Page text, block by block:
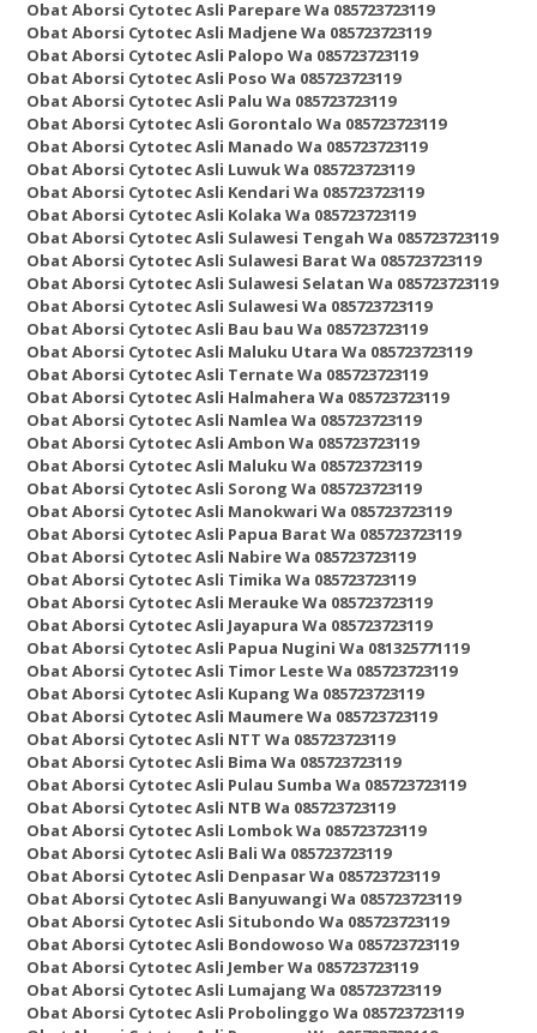
Obat Aborsi Cytotec Asli Parepare Wa 085723723119
Obat Aborsi Cytotec Asli Madjene Wa 085723723119
Obat Aborsi Cytotec Asli Palopo Wa 085723723119
Obat Aborsi Cytotec Asli Poso Wa 085723723119
Obat Aborsi Cytotec Asli Palu Wa 085723723119
Obat Aborsi Cytotec Asli Gorontalo Wa 085723723119
Obat Aborsi Cytotec Asli Manado Wa 085723723119
Obat Aborsi Cytotec Asli Luwuk Wa 085723723119
Obat Aborsi Cytotec Asli Kendari Wa 085723723119
Obat Aborsi Cytotec Asli Kolaka Wa 085723723119
Obat Aborsi Cytotec Asli Sulawesi Tengah Wa 085723723119
Obat Aborsi Cytotec Asli Sulawesi Barat Wa 085723723119
Obat Aborsi Cytotec Asli Sulawesi Selatan Wa 085723723119
Obat Aborsi Cytotec Asli Sulawesi Wa 085723723119
Obat Aborsi Cytotec Asli Bau bau Wa 085723723119
Obat Aborsi Cytotec Asli Maluku Utara Wa 085723723119
Obat Aborsi Cytotec Asli Ternate Wa 085723723119
Obat Aborsi Cytotec Asli Halmahera Wa 085723723119
Obat Aborsi Cytotec Asli Namlea Wa 085723723119
Obat Aborsi Cytotec Asli Ambon Wa 085723723119
Obat Aborsi Cytotec Asli Maluku Wa 085723723119
Obat Aborsi Cytotec Asli Sorong Wa 085723723119
Obat Aborsi Cytotec Asli Manokwari Wa 085723723119
Obat Aborsi Cytotec Asli Papua Barat Wa 085723723119
Obat Aborsi Cytotec Asli Nabire Wa 085723723119
Obat Aborsi Cytotec Asli Timika Wa 085723723119
Obat Aborsi Cytotec Asli Merauke Wa 085723723119
Obat Aborsi Cytotec Asli Jayapura Wa 085723723119
Obat Aborsi Cytotec Asli Papua Nugini Wa 081325771119
Obat Aborsi Cytotec Asli Timor Leste Wa 085723723119
Obat Aborsi Cytotec Asli Kupang Wa 085723723119
Obat Aborsi Cytotec Asli Maumere Wa 085723723119
Obat Aborsi Cytotec Asli NTT Wa 085723723119
Obat Aborsi Cytotec Asli Bima Wa 085723723119
Obat Aborsi Cytotec Asli Pulau Sumba Wa 085723723119
Obat Aborsi Cytotec Asli NTB Wa 085723723119
Obat Aborsi Cytotec Asli Lombok Wa 085723723119
Obat Aborsi Cytotec Asli Bali Wa 085723723119
Obat Aborsi Cytotec Asli Denpasar Wa 085723723119
Obat Aborsi Cytotec Asli Banyuwangi Wa 085723723119
Obat Aborsi Cytotec Asli Situbondo Wa 085723723119
Obat Aborsi Cytotec Asli Bondowoso Wa 085723723119
Obat Aborsi Cytotec Asli Jember Wa 085723723119
Obat Aborsi Cytotec Asli Lumajang Wa 085723723119
Obat Aborsi Cytotec Asli Probolinggo Wa 085723723119